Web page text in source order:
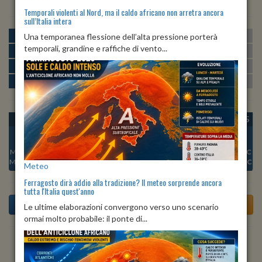
MATTINA min:21º max:26º U:
POMERIGGIO min:24º max:27º
SERA min:22º max:27º U:81% 91%
NOTTE min: 21º max:23º U:87%
OGGI
Min:
21°C
Max:22°C
LUN 10
Min:
Max:22°C
MAR 11
Min:21°C
Max:22°C
MER 12
Min:
21°C
Max:23°C
GIO 13
Max:22°C
VEN 14
Min:19°C
Max:21°C
SAB 15
19°C
Max:21°C
Previsioni del Tempo a Tornolo tra 3 giorni
Temporali violenti al Nord, ma il caldo africano non arretra ancora
sull’Italia intera
Una temporanea flessione dell’alta pressione porterà
temporali, grandine e raffiche di vento...
Meteo
Ferragosto dirà addio alla tradizione? Il meteo sorprende ancora
tutta l'Italia quest'anno
Le ultime elaborazioni convergono verso uno scenario
ormai molto probabile: il ponte di...